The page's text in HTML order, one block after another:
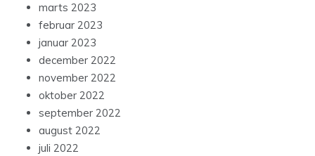
marts 2023
februar 2023
januar 2023
december 2022
november 2022
oktober 2022
september 2022
august 2022
juli 2022